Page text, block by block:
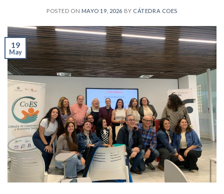
POSTED ON MAYO 19, 2026 BY CÁTEDRA COES
19
May